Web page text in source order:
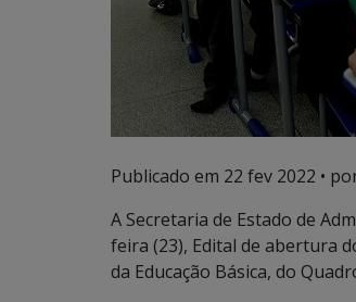
Publicado em 22 fev 2022 •
A Secretaria de Estado de
feira (23), Edital de abertura
da Educação Básica, do